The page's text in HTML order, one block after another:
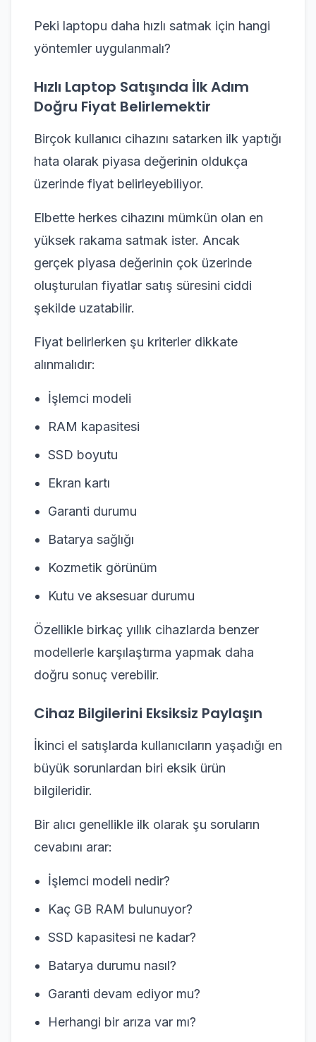
Peki laptopu daha hızlı satmak için hangi
yöntemler uygulanmalı?
Hızlı Laptop Satışında İlk Adım
Doğru Fiyat Belirlemektir
Birçok kullanıcı cihazını satarken ilk yaptığı
hata olarak piyasa değerinin oldukça
üzerinde fiyat belirleyebiliyor.
Elbette herkes cihazını mümkün olan en
yüksek rakama satmak ister. Ancak
gerçek piyasa değerinin çok üzerinde
oluşturulan fiyatlar satış süresini ciddi
şekilde uzatabilir.
Fiyat belirlerken şu kriterler dikkate
alınmalıdır:
İşlemci modeli
RAM kapasitesi
SSD boyutu
Ekran kartı
Garanti durumu
Batarya sağlığı
Kozmetik görünüm
Kutu ve aksesuar durumu
Özellikle birkaç yıllık cihazlarda benzer
modellerle karşılaştırma yapmak daha
doğru sonuç verebilir.
Cihaz Bilgilerini Eksiksiz Paylaşın
İkinci el satışlarda kullanıcıların yaşadığı en
büyük sorunlardan biri eksik ürün
bilgileridir.
Bir alıcı genellikle ilk olarak şu soruların
cevabını arar:
İşlemci modeli nedir?
Kaç GB RAM bulunuyor?
SSD kapasitesi ne kadar?
Batarya durumu nasıl?
Garanti devam ediyor mu?
Herhangi bir arıza var mı?